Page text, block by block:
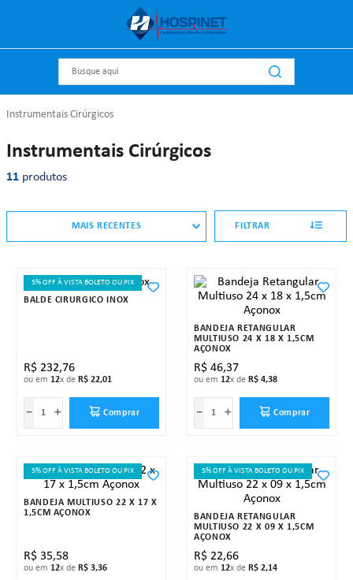
Instrumentais Cirúrgicos
Instrumentais Cirúrgicos
11 produtos
MAIS RECENTES FILTRAR
5% OFF À VISTA BOLETO OU PIX
BALDE CIRÚRGICO INOX
R$ 232,76
ou em 12x de R$ 22,01
＋
－ Comprar
BANDEJA RETANGULAR
MULTIUSO 24 X 18 X 1,5CM
AÇONOX
R$ 46,37
ou em 12x de R$ 4,38
＋
－ Comprar
5% OFF À VISTA BOLETO OU PIX
BANDEJA MULTIUSO 22 X 17 X
1,5CM AÇONOX
R$ 35,58
ou em 12x de R$ 3,36
5% OFF À VISTA BOLETO OU PIX
BANDEJA RETANGULAR
MULTIUSO 22 X 09 X 1,5CM
AÇONOX
R$ 22,66
ou em 12x de R$ 2,14